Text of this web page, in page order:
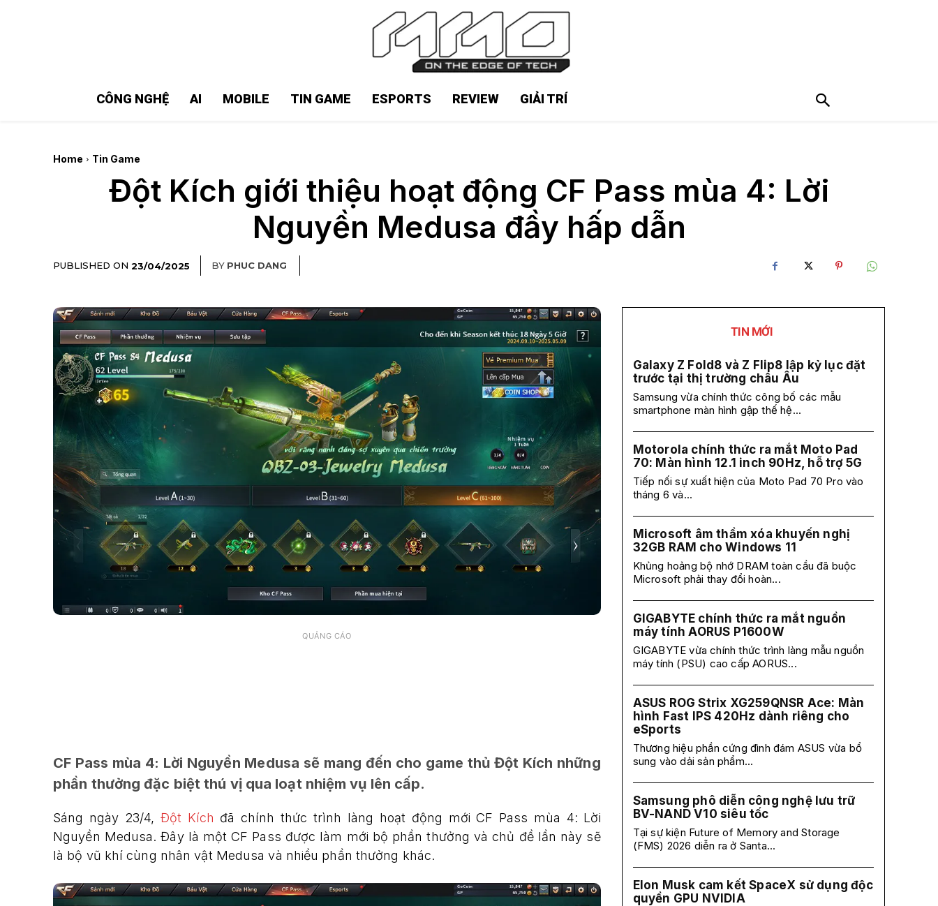
CÔNG NGHỆ AI MOBILE TIN GAME ESPORTS REVIEW GIẢI TRÍ
Home Tin Game
Đột Kích giới thiệu hoạt động CF Pass mùa 4: Lời
Nguyền Medusa đầy hấp dẫn
PUBLISHED ON 23/04/2025 BY PHUC DANG
QUẢNG CÁO
CF Pass mùa 4: Lời Nguyền Medusa sẽ mang đến cho game thủ Đột Kích những
phần thưởng đặc biệt thú vị qua loạt nhiệm vụ lên cấp.
Sáng ngày 23/4, Đột Kích đã chính thức trình làng hoạt động mới CF Pass mùa 4: Lời
Nguyền Medusa. Đây là một CF Pass được làm mới bộ phần thưởng và chủ đề lần này sẽ
là bộ vũ khí cùng nhân vật Medusa và nhiều phần thưởng khác.
TIN MỚI
Galaxy Z Fold8 và Z Flip8 lập kỷ lục đặt
trước tại thị trường châu Âu
Samsung vừa chính thức công bố các mẫu
smartphone màn hình gập thế hệ...
Motorola chính thức ra mắt Moto Pad
70: Màn hình 12.1 inch 90Hz, hỗ trợ 5G
Tiếp nối sự xuất hiện của Moto Pad 70 Pro vào
tháng 6 và...
Microsoft âm thầm xóa khuyến nghị
32GB RAM cho Windows 11
Khủng hoảng bộ nhớ DRAM toàn cầu đã buộc
Microsoft phải thay đổi hoàn...
GIGABYTE chính thức ra mắt nguồn
máy tính AORUS P1600W
GIGABYTE vừa chính thức trình làng mẫu nguồn
máy tính (PSU) cao cấp AORUS...
ASUS ROG Strix XG259QNSR Ace: Màn
hình Fast IPS 420Hz dành riêng cho
eSports
Thương hiệu phần cứng đình đám ASUS vừa bổ
sung vào dải sản phẩm...
Samsung phô diễn công nghệ lưu trữ
BV-NAND V10 siêu tốc
Tại sự kiện Future of Memory and Storage
(FMS) 2026 diễn ra ở Santa...
Elon Musk cam kết SpaceX sử dụng độc
quyền GPU NVIDIA